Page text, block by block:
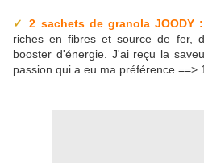
✓ 2 sachets de granola JOODY :
riches en fibres et source de fer,
booster d'énergie. J'ai reçu la
passion qui a eu ma préférence ==>